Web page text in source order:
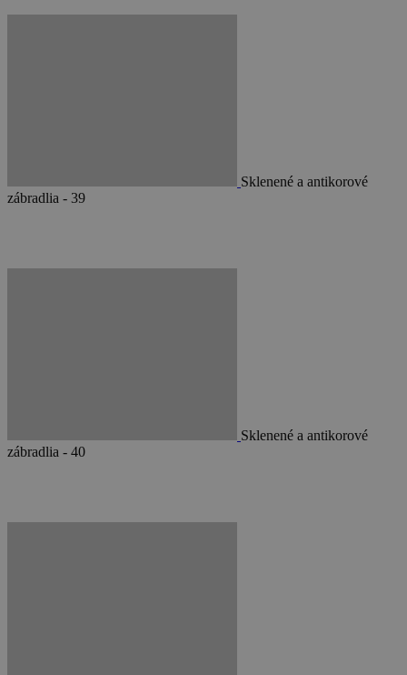
Sklenené a antikorové
zábradlia - 39
Sklenené a antikorové
zábradlia - 40